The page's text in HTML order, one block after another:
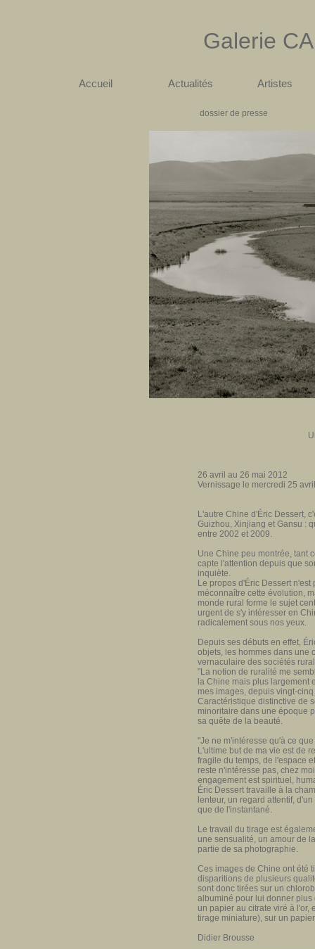
Galerie
Accueil Actualités Artistes
dossier de presse
26 avril au 26 mai 2012
Vernissage le mercredi 25
L'autre Chine d'Éric Dessert,
Guizhou, Xinjiang et Gansu :
entre 2002 et 2009.
Une Chine peu montrée, tant
capte l'attention depuis que
inquiète.
Le propos d'Éric Dessert
méconnaître cette évolution,
monde rural forme le sujet
urgent de s'y intéresser en
radicalement sous nos yeux.
Depuis ses débuts en effet,
objets, les hommes dans une
vernaculaire des sociétés
"La notion de ruralité me
la Chine mais plus largement
mes images, depuis vingt-
Caractéristique distinctive de
minoritaire dans une époque
sa quête de la beauté.
"Je ne m'intéresse qu'à ce
L'ultime but de ma vie est de
fragile du temps, de l'espace
reste n'intéresse pas, chez
engagement est spirituel,
Éric Dessert travaille à la
lenteur, un regard attentif,
que de l'instantané.
Le travail du tirage est
une sensualité, un amour de
partie de sa photographie.
Ces images de Chine ont été
disparitions de plusieurs
sont donc tirées sur un
albuminé pour lui donner plus
un papier au citrate viré à l'or,
tirage miniature), sur un
Didier Brousse